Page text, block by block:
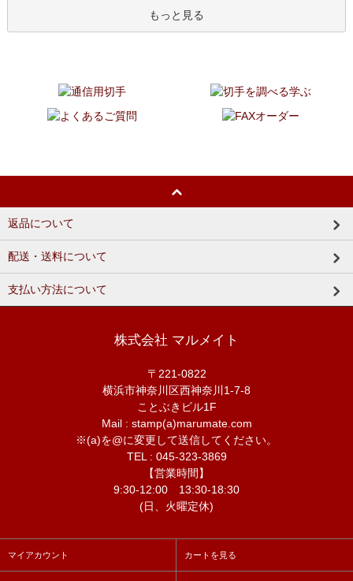
もっと見る
返品について
配送・送料について
支払い方法について
株式会社 マルメイト
〒221-0822
横浜市神奈川区西神奈川1-7-8
ことぶきビル1F
Mail : stamp(a)marumate.com
※(a)を@に変更して送信してください。
TEL : 045-323-3869
【営業時間】
9:30-12:00 13:30-18:30
(日、火曜定休)
マイアカウント カートを見る